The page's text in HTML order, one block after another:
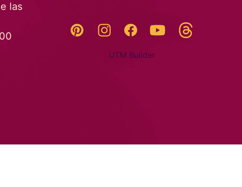
las
Pinterest InstagramFacebookYouTube
UTM Builder